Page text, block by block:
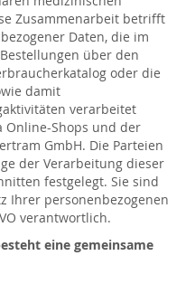
Zusammenarbeit betrifft
Daten, die im
über den
oder die
damit
verarbeitet
Online-Shops und der
GmbH. Die Parteien
der Verarbeitung dieser
festgelegt. Sie sind
Ihrer personenbezogenen
verantwortlich.
eine gemeinsame